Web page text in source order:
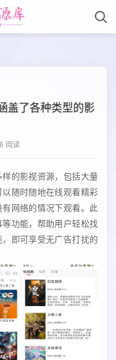
盖了各种类型的影
阅读
的影视资源，包括大量
随时随地在线观看精彩
网络的情况下观看。此
功能，帮助用户轻松找
即可享受无广告打扰的